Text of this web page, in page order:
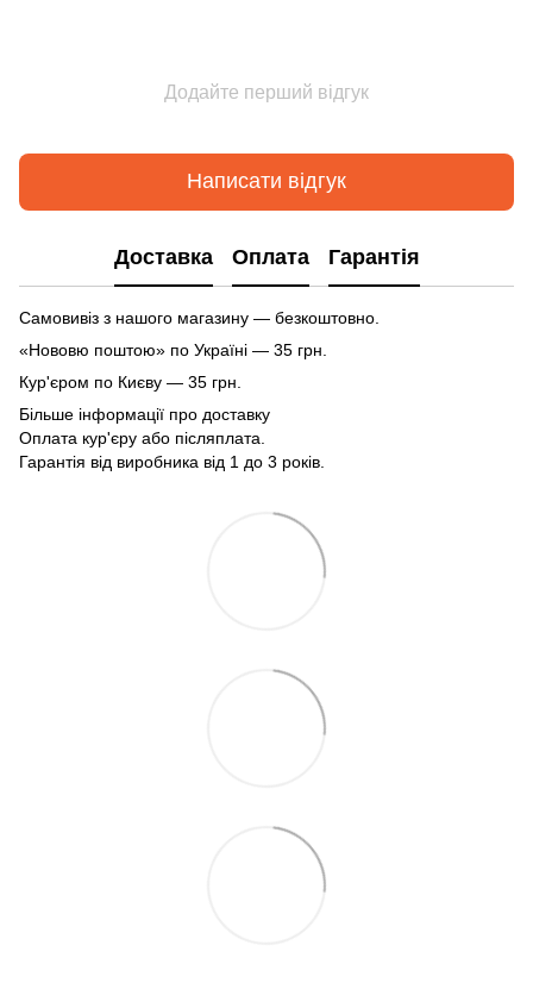
Додайте перший відгук
Написати відгук
Доставка Оплата Гарантія
Самовивіз з нашого магазину — безкоштовно.
«Нововю поштою» по Україні — 35 грн.
Кур'єром по Києву — 35 грн.
Більше інформації про доставку
Оплата кур'єру або післяплата.
Гарантія від виробника від 1 до 3 років.